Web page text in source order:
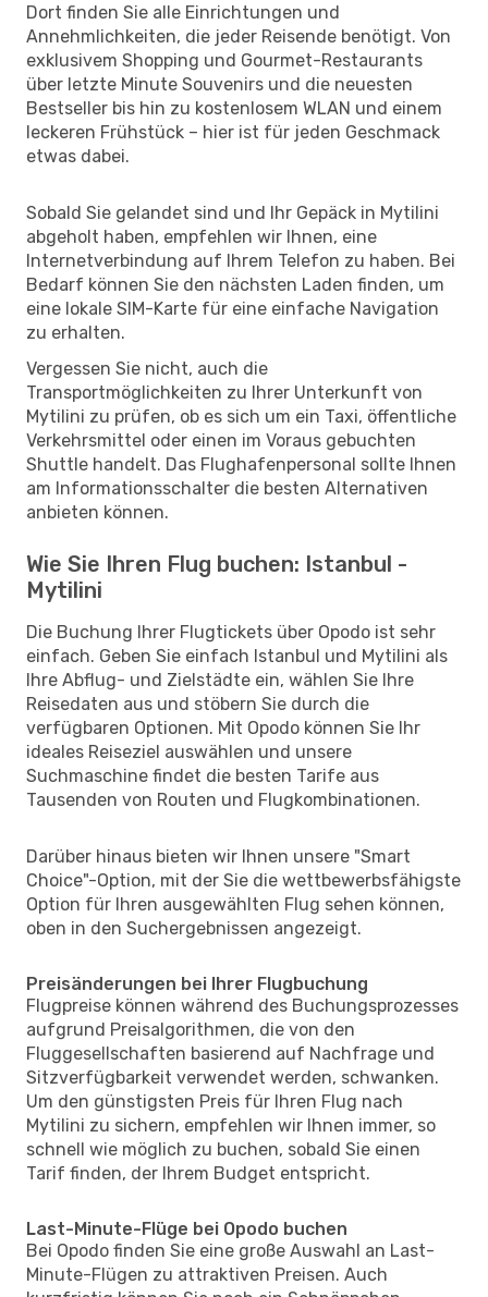
Dort finden Sie alle Einrichtungen und
Annehmlichkeiten, die jeder Reisende benötigt. Von
exklusivem Shopping und Gourmet-Restaurants
über letzte Minute Souvenirs und die neuesten
Bestseller bis hin zu kostenlosem WLAN und einem
leckeren Frühstück – hier ist für jeden Geschmack
etwas dabei.
Sobald Sie gelandet sind und Ihr Gepäck in Mytilini
abgeholt haben, empfehlen wir Ihnen, eine
Internetverbindung auf Ihrem Telefon zu haben. Bei
Bedarf können Sie den nächsten Laden finden, um
eine lokale SIM-Karte für eine einfache Navigation
zu erhalten.
Vergessen Sie nicht, auch die
Transportmöglichkeiten zu Ihrer Unterkunft von
Mytilini zu prüfen, ob es sich um ein Taxi, öffentliche
Verkehrsmittel oder einen im Voraus gebuchten
Shuttle handelt. Das Flughafenpersonal sollte Ihnen
am Informationsschalter die besten Alternativen
anbieten können.
Wie Sie Ihren Flug buchen: Istanbul -
Mytilini
Die Buchung Ihrer Flugtickets über Opodo ist sehr
einfach. Geben Sie einfach Istanbul und Mytilini als
Ihre Abflug- und Zielstädte ein, wählen Sie Ihre
Reisedaten aus und stöbern Sie durch die
verfügbaren Optionen. Mit Opodo können Sie Ihr
ideales Reiseziel auswählen und unsere
Suchmaschine findet die besten Tarife aus
Tausenden von Routen und Flugkombinationen.
Darüber hinaus bieten wir Ihnen unsere "Smart
Choice"-Option, mit der Sie die wettbewerbsfähigste
Option für Ihren ausgewählten Flug sehen können,
oben in den Suchergebnissen angezeigt.
Preisänderungen bei Ihrer Flugbuchung
Flugpreise können während des Buchungsprozesses
aufgrund Preisalgorithmen, die von den
Fluggesellschaften basierend auf Nachfrage und
Sitzverfügbarkeit verwendet werden, schwanken.
Um den günstigsten Preis für Ihren Flug nach
Mytilini zu sichern, empfehlen wir Ihnen immer, so
schnell wie möglich zu buchen, sobald Sie einen
Tarif finden, der Ihrem Budget entspricht.
Last-Minute-Flüge bei Opodo buchen
Bei Opodo finden Sie eine große Auswahl an Last-
Minute-Flügen zu attraktiven Preisen. Auch